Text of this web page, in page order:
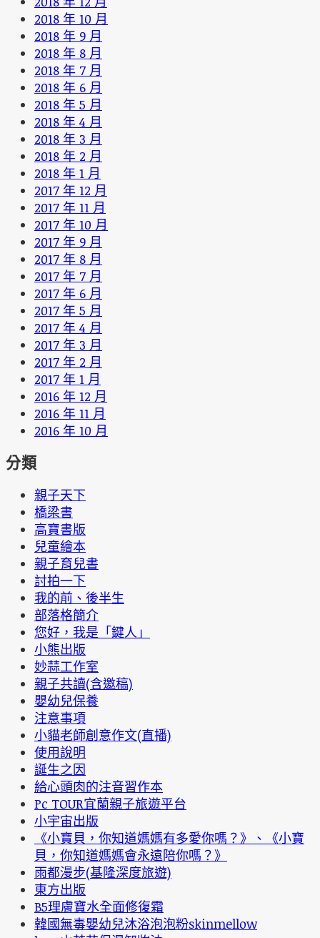
2018 年 10 月
2018 年 9 月
2018 年 8 月
2018 年 7 月
2018 年 6 月
2018 年 5 月
2018 年 4 月
2018 年 3 月
2018 年 2 月
2018 年 1 月
2017 年 12 月
2017 年 11 月
2017 年 10 月
2017 年 9 月
2017 年 8 月
2017 年 7 月
2017 年 6 月
2017 年 5 月
2017 年 4 月
2017 年 3 月
2017 年 2 月
2017 年 1 月
2016 年 12 月
2016 年 11 月
2016 年 10 月
分類
親子天下
橋梁書
高寶書版
兒童繪本
親子育兒書
討拍一下
我的前、後半生
部落格簡介
您好，我是「鍵人」
小熊出版
妙蒜工作室
親子共讀(含邀稿)
嬰幼兒保養
注意事項
小貓老師創意作文(直播)
使用說明
誕生之因
給心頭肉的注音習作本
Pc TOUR宜蘭親子旅遊平台
小宇宙出版
《小寶貝，你知道媽媽有多愛你嗎？》、《小寶
貝，你知道媽媽會永遠陪你嗎？》
雨都漫步(基隆深度旅遊)
東方出版
B5理膚寶水全面修復霜
韓國無毒嬰幼兒沐浴泡泡粉skinmellow